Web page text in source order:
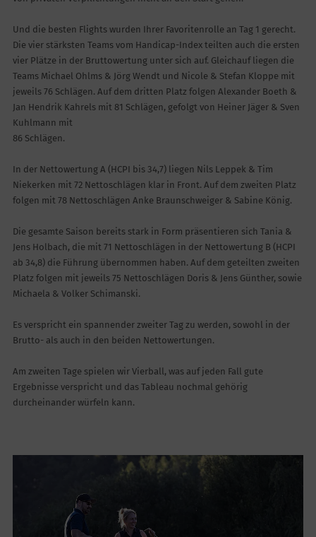
Und die besten Flights wurden Ihrer Favoritenrolle an Tag 1 gerecht.
Die vier stärksten Teams vom Handicap-Index teilten auch die ersten
vier Plätze in der Bruttowertung unter sich auf. Gleichauf liegen die
Teams Michael Ohlms & Jörg Wendt und Nicole & Stefan Kloppe mit
jeweils 76 Schlägen. Auf dem dritten Platz folgen Alexander Boeth &
Jan Hendrik Kahrels mit 81 Schlägen, gefolgt von Heiner Jäger & Sven
Kuhlmann mit
86 Schlägen.
In der Nettowertung A (HCPI bis 34,7) liegen Nils Leppek & Tim
Niekerken mit 72 Nettoschlägen klar in Front. Auf dem zweiten Platz
folgen mit 78 Nettoschlägen Anke Braunschweiger & Sabine König.
Die gesamte Saison bereits stark in Form präsentieren sich Tania &
Jens Holbach, die mit 71 Nettoschlägen in der Nettowertung B (HCPI
ab 34,8) die Führung übernommen haben. Auf dem geteilten zweiten
Platz folgen mit jeweils 75 Nettoschlägen Doris & Jens Günther, sowie
Michaela & Volker Schimanski.
Es verspricht ein spannender zweiter Tag zu werden, sowohl in der
Brutto- als auch in den beiden Nettowertungen.
Am zweiten Tage spielen wir Vierball, was auf jeden Fall gute
Ergebnisse verspricht und das Tableau nochmal gehörig
durcheinander würfeln kann.